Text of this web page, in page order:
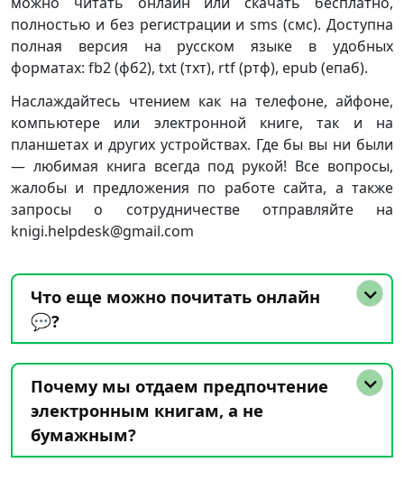
полностью и без регистрации и sms (смс). Доступна
полная версия на русском языке в удобных
форматах: fb2 (фб2), txt (тхт), rtf (ртф), epub (епаб).
Наслаждайтесь чтением как на телефоне, айфоне,
компьютере или электронной книге, так и на
планшетах и других устройствах. Где бы вы ни были
— любимая книга всегда под рукой! Все вопросы,
жалобы и предложения по работе сайта, а также
запросы о сотрудничестве отправляйте на
knigi.helpdesk@gmail.com
Что еще можно почитать онлайн
💬?
Почему мы отдаем предпочтение
электронным книгам, а не
бумажным?